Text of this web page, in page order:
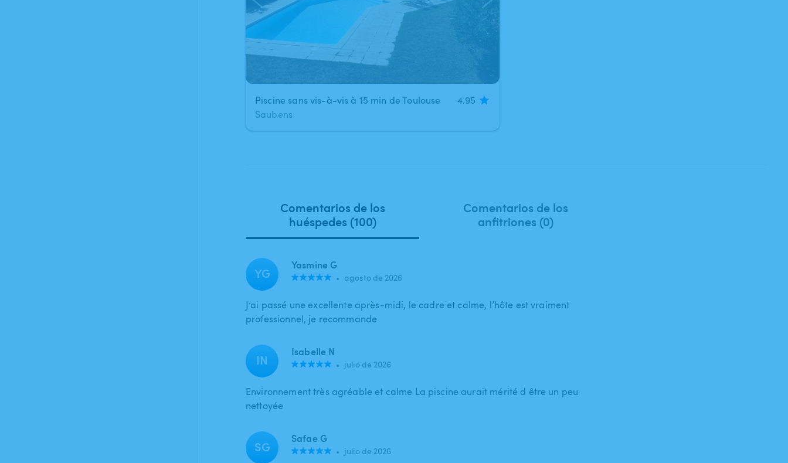
Piscine sans vis-à-vis à 15 min de Toulouse
4.95
Saubens
Comentarios de los
huéspedes (100)
Comentarios de los
anfitriones (0)
YG Yasmine G
• agosto de 2026
J’ai passé une excellente après-midi, le cadre et calme, l’hôte est vraiment
professionnel, je recommande
IN Isabelle N
• julio de 2026
Environnement très agréable et calme La piscine aurait mérité d être un peu
nettoyée
SG Safae G
• julio de 2026